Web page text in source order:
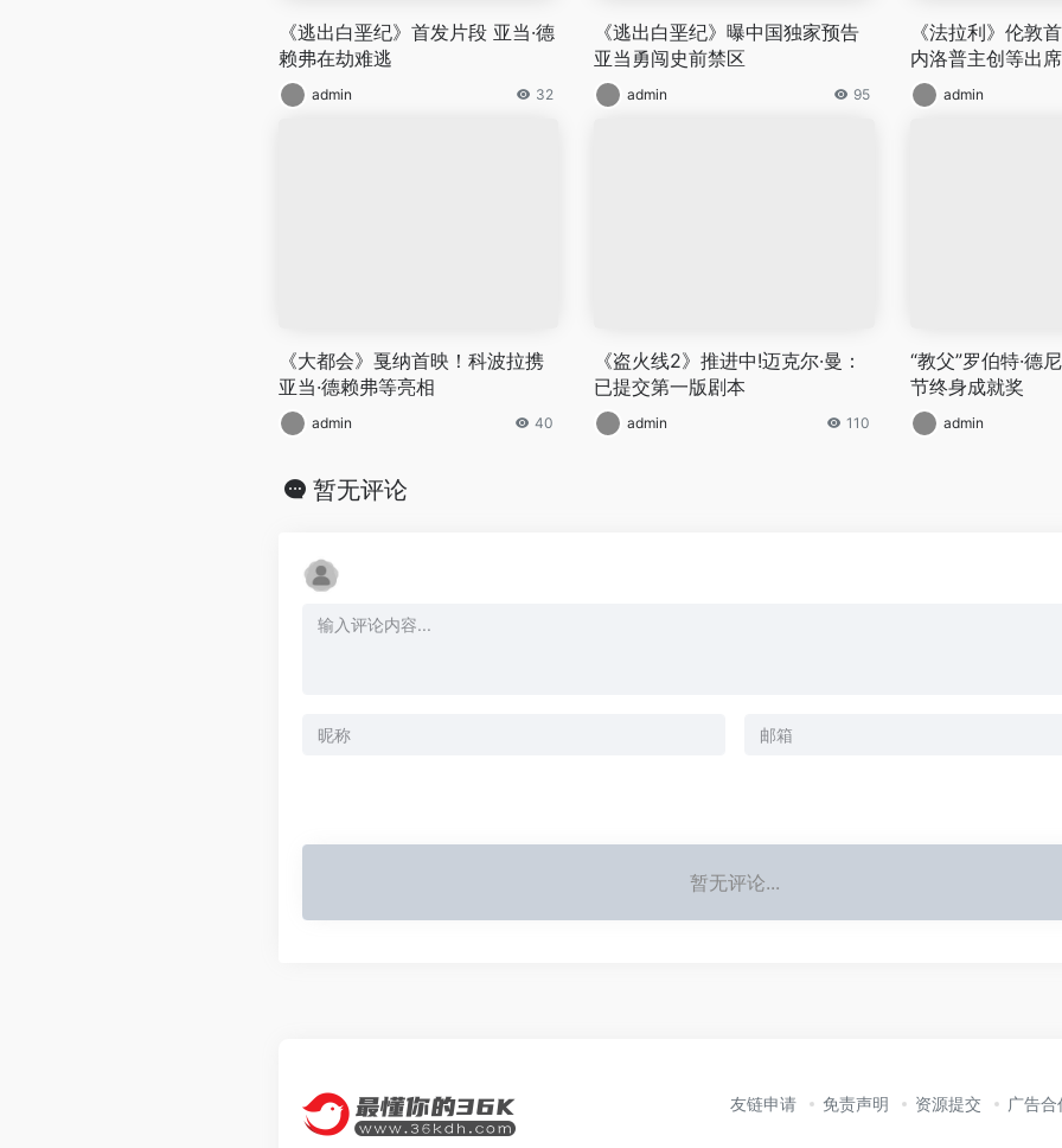
《逃出白垩纪》首发片段 亚当·德
赖弗在劫难逃
admin 32
《逃出白垩纪》曝中国独家预告
亚当勇闯史前禁区
admin 95
《法拉利》伦敦
内洛普主创等出席
admin
《大都会》戛纳首映！科波拉携
亚当·德赖弗等亮相
admin 40
《盗火线2》推进中!迈克尔·曼：
已提交第一版剧本
admin 110
“教父”罗伯特·德
节终身成就奖
admin
暂无评论
暂无评论...
友链申请 免责声明 资源提交 广告合